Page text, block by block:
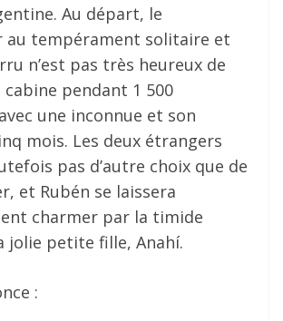
Au départ, le
au tempérament solitaire et
n’est pas très heureux de
pendant 1 500
une inconnue et son
mois. Les deux étrangers
pas d’autre choix que de
et Rubén se laissera
charmer par la timide
jolie petite fille, Anahí.
: